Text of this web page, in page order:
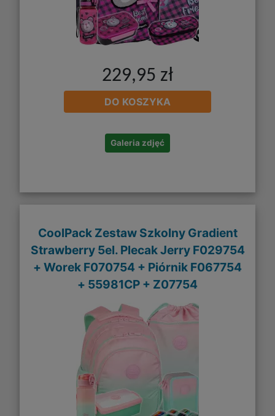
229,95 zł
DO KOSZYKA
Galeria zdjęć
CoolPack Zestaw Szkolny Gradient
Strawberry 5el. Plecak Jerry F029754
+ Worek F070754 + Piórnik F067754
+ 55981CP + Z07754